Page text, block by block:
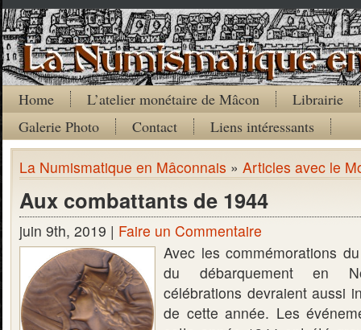
Home L’atelier monétaire de Mâcon
Librairie
Galerie Photo
Contact Liens intéressants
La Numismatique en Mâconnais » Articles avec le
Aux combattants de 1944
juin 9th, 2019 | Faire un Commentaire
Avec les commémorations
du débarquement en
célébrations devraient aussi
de cette année. Les